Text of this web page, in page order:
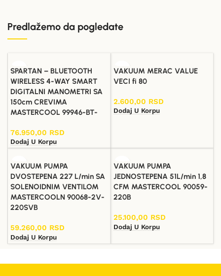
Predlažemo da pogledate
SPARTAN – BLUETOOTH
WIRELESS 4-WAY SMART
DIGITALNI MANOMETRI SA
150cm CREVIMA
MASTERCOOL 99946-BT-
76.950,00 RSD
Dodaj U Korpu
VAKUUM MERAC VALUE
VECI fi 80
2.600,00 RSD
Dodaj U Korpu
VAKUUM PUMPA
DVOSTEPENA 227 L/min SA
SOLENOIDNIM VENTILOM
MASTERCOOLN 90068-2V-
220SVB
59.260,00 RSD
Dodaj U Korpu
VAKUUM PUMPA
JEDNOSTEPENA 51L/min 1,8
CFM MASTERCOOL 90059-
220B
25.100,00 RSD
Dodaj U Korpu